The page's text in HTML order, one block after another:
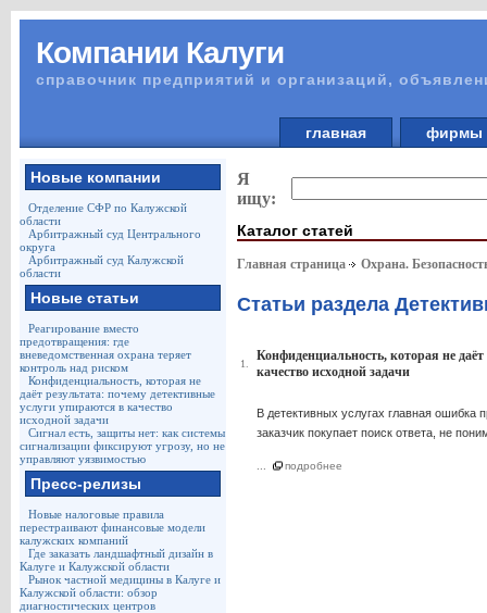
Компании Калуги
справочник предприятий и организаций,
главная
Новые компании
Отделение СФР по Калужской
области
Арбитражный суд Центрального
округа
Арбитражный суд Калужской
области
Новые статьи
Реагирование вместо
предотвращения: где
вневедомственная охрана теряет
контроль над риском
Конфиденциальность, которая не
даёт результата: почему детективные
услуги упираются в качество
исходной задачи
Сигнал есть, защиты нет: как системы
сигнализации фиксируют угрозу, но не
управляют уязвимостью
Пресс-релизы
Новые налоговые правила
перестраивают финансовые модели
калужских компаний
Где заказать ландшафтный дизайн в
Калуге и Калужской области
Рынок частной медицины в Калуге и
Калужской области: обзор
диагностических центров
Я
ищу:
Каталог статей
Главная страница Охрана.
Статьи раздела
1.
Конфиденциальность, которая не
качество исходной задачи
В детективных услугах главная
заказчик покупает поиск ответа, не
подробнее